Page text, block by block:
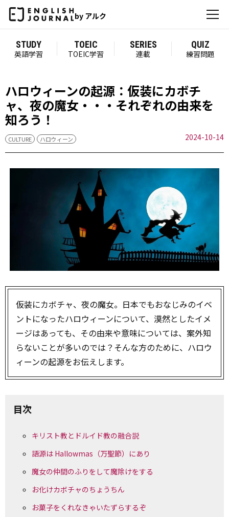
by アルク
STUDY
英語学習
TOEIC
TOEIC学習
SERIES
連載
QUIZ
練習問題
ハロウィーンの起源：仮装にカボチ
ャ、夜の魔女・・・それぞれの由来を
知ろう！
CULTURE ハロウィーン 2024-10-14
仮装にカボチャ、夜の魔女――。日本でもおなじみのイベ
ントになったハロウィーンについて、漠然としたイメ
ージはあっても、その由来や意味については、案外知
らないことが多いのでは？そんな方のために、ハロウ
ィーンの起源をお伝えします。
目次
キリスト教とドルイド教の融合説
語源は Hallowmas（万聖節）にあり
魔女の仲間のふりをして魔除けをする
お化けカボチャのちょうちん
お菓子をくれなきゃいたずらするぞ